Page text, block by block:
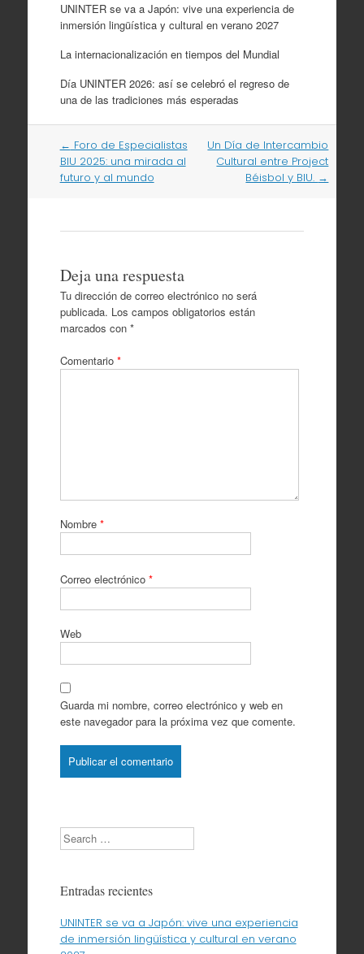
UNINTER se va a Japón: vive una experiencia de
inmersión lingüística y cultural en verano 2027
La internacionalización en tiempos del Mundial
Día UNINTER 2026: así se celebró el regreso de
una de las tradiciones más esperadas
Navegación
por
artículos
← Foro de Especialistas
BIU 2025: una mirada al
futuro y al mundo
Un Día de Intercambio
Cultural entre Project
Béisbol y BIU. →
Deja una respuesta
Tu dirección de correo electrónico no será
publicada. Los campos obligatorios están
marcados con *
Comentario *
Nombre *
Correo electrónico *
Web
Guarda mi nombre, correo electrónico y web en
este navegador para la próxima vez que comente.
Search
Entradas recientes
UNINTER se va a Japón: vive una experiencia
de inmersión lingüística y cultural en verano